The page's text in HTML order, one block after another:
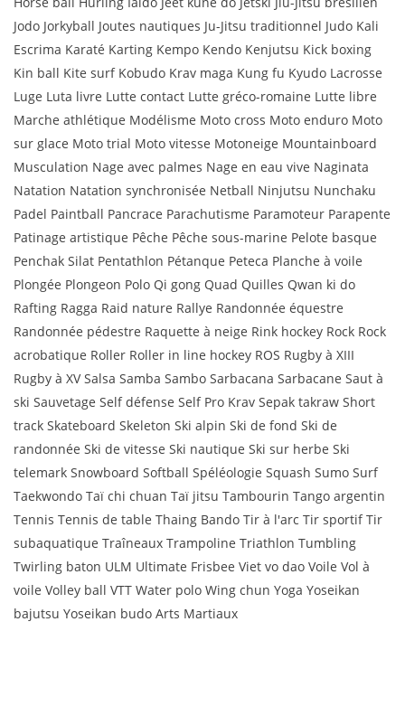
Jodo Jorkyball Joutes nautiques Ju-Jitsu traditionnel Judo Kali
Escrima Karaté Karting Kempo Kendo Kenjutsu Kick boxing
Kin ball Kite surf Kobudo Krav maga Kung fu Kyudo Lacrosse
Luge Luta livre Lutte contact Lutte gréco-romaine Lutte libre
Marche athlétique Modélisme Moto cross Moto enduro Moto
sur glace Moto trial Moto vitesse Motoneige Mountainboard
Musculation Nage avec palmes Nage en eau vive Naginata
Natation Natation synchronisée Netball Ninjutsu Nunchaku
Padel Paintball Pancrace Parachutisme Paramoteur Parapente
Patinage artistique Pêche Pêche sous-marine Pelote basque
Penchak Silat Pentathlon Pétanque Peteca Planche à voile
Plongée Plongeon Polo Qi gong Quad Quilles Qwan ki do
Rafting Ragga Raid nature Rallye Randonnée équestre
Randonnée pédestre Raquette à neige Rink hockey Rock Rock
acrobatique Roller Roller in line hockey ROS Rugby à XIII
Rugby à XV Salsa Samba Sambo Sarbacana Sarbacane Saut à
ski Sauvetage Self défense Self Pro Krav Sepak takraw Short
track Skateboard Skeleton Ski alpin Ski de fond Ski de
randonnée Ski de vitesse Ski nautique Ski sur herbe Ski
telemark Snowboard Softball Spéléologie Squash Sumo Surf
Taekwondo Taï chi chuan Taï jitsu Tambourin Tango argentin
Tennis Tennis de table Thaing Bando Tir à l'arc Tir sportif Tir
subaquatique Traîneaux Trampoline Triathlon Tumbling
Twirling baton ULM Ultimate Frisbee Viet vo dao Voile Vol à
voile Volley ball VTT Water polo Wing chun Yoga Yoseikan
bajutsu Yoseikan budo Arts Martiaux